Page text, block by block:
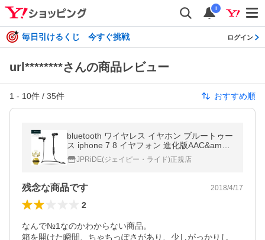
i
毎日引けるくじ 今すぐ挑戦 ログイン
url********さんの商品レビュー
1 - 10件 / 35件 おすすめ順
bluetooth ワイヤレス イヤホン ブルートゥー
ス iphone 7 8 イヤフォン 進化版AAC&amp;a
ptX 高音質 コーデック
JPRiDE(ジェイピー・ライド)正規店
残念な商品です 2018/4/17
2
なんで№1なのかわからない商品。
箱を開けた瞬間、ちゃちっぽさがあり、少しがっかりし